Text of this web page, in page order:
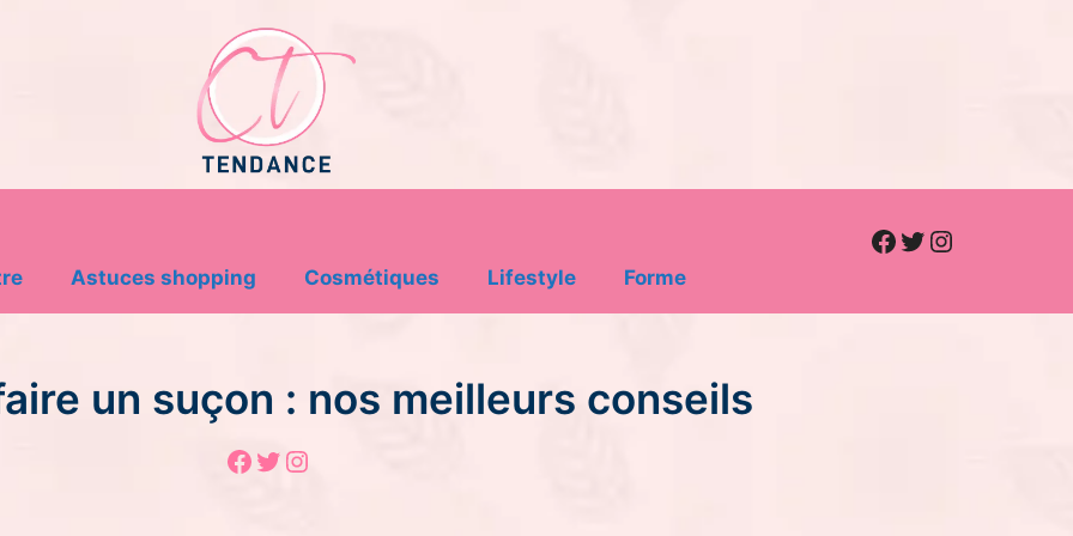
Astuces shopping Cosmétiques Lifestyle Forme
Facebook
Twitter
Instagram
un suçon : nos meilleurs conseils
Facebook
Twitter
Instagram